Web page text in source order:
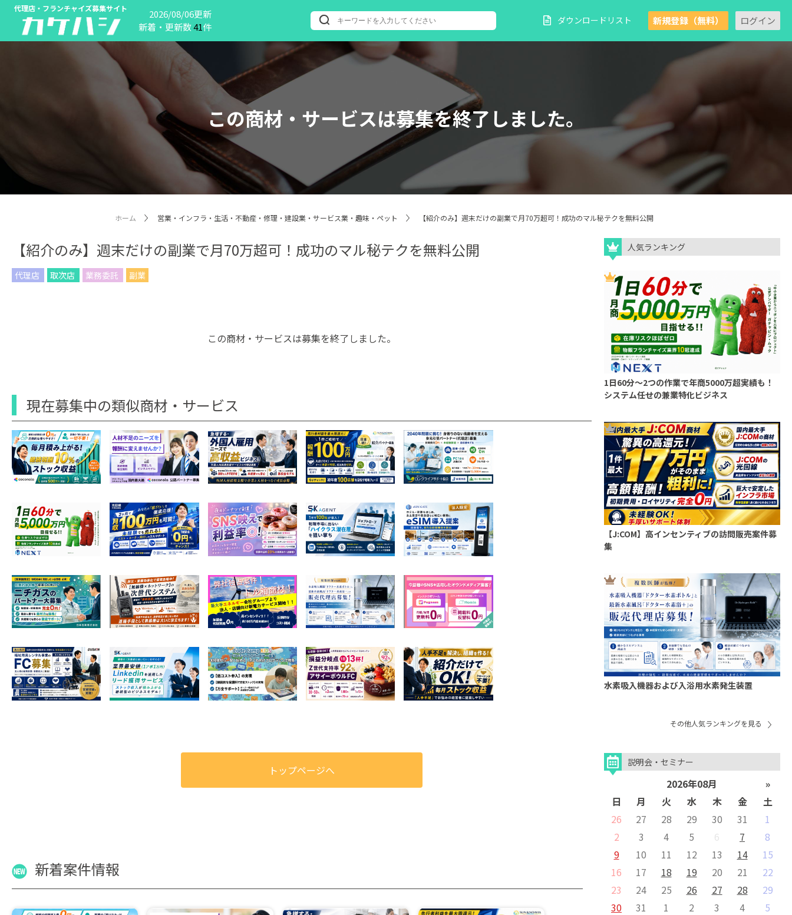
代理店・フランチャイズ募集サイト
2026/08/06更新
新着・更新数41件
ダウンロードリスト 新規登録（無料） ログイン
この商材・サービスは募集を終了しました。
ホーム 営業・インフラ・生活・不動産・修理・建設業・サービス業・趣味・ペット 【紹介のみ】週末だけの副業で月70万超可！成功のマル秘テクを無料公開
【紹介のみ】週末だけの副業で月70万超可！成功のマル秘テクを無料公開
代理店 取次店 業務委託 副業
この商材・サービスは募集を終了しました。
現在募集中の類似商材・サービス
トップページへ
新着案件情報
人気ランキング
1日60分～2つの作業で年商5000万超実績も！
システム任せの兼業特化ビジネス
【J:COM】高インセンティブの訪問販売案件募
集
水素吸入機器および入浴用水素発生装置
その他人気ランキングを見る
説明会・セミナー
2026年08月
»
日
月 火 水 木 金
土
26
27 28 29 30 31
1
2
3 4 5 6 7
8
9
10 11 12 13 14
15
16
17 18 19 20 21
22
23
24 25 26 27 28
29
30
31 1 2 3 4 5